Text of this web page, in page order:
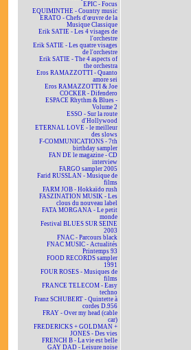
EPIC - Focus
EQUIMINTHE - Country music
ERATO - Chefs d'œuvre de la
Musique Classique
Erik SATIE - Les 4 visages de
l'orchestre
Erik SATIE - Les quatre visages
de l'orchestre
Erik SATIE - The 4 aspects of
the orchestra
Eros RAMAZZOTTI - Quanto
amore sei
Eros RAMAZZOTTI & Joe
COCKER - Difendero
ESPACE Rhythm & Blues -
Volume 2
ESSO - Sur la route
d'Hollywood
ETERNAL LOVE - le meilleur
des slows
F-COMMUNICATIONS - 7th
birthday sampler
FAN DE le magazine - CD
interview
FARGO sampler 2005
Farid RUSSLAN - Musique de
films
FARM JOB - Hokkaïdo rush
FASZINATION MUSIK - Les
clous du nouveau label
FATA MORGANA - Le petit
monde
Festival BLUES SUR SEINE
2003
FNAC - Parcours black
FNAC MUSIC - Actualités
Printemps 93
FOOD RECORDS sampler
1991
FOUR ROSES - Musiques de
films
FRANCE TELECOM - Easy
techno
Franz SCHUBERT - Quintette à
cordes D.956
FRAY - Over my head (cable
car)
FREDERICKS + GOLDMAN +
JONES - Des vies
FRENCH B - La vie est belle
GAY DAD - Leisure noise